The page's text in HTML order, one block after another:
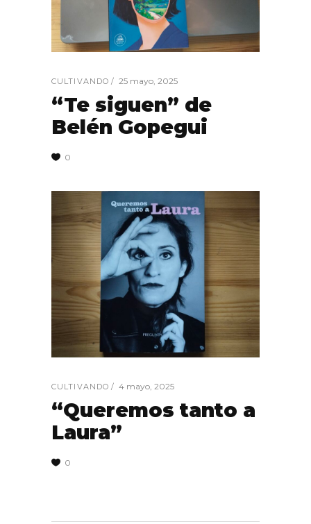
CULTIVANDO 25 mayo, 2025
“Te siguen” de
Belén Gopegui
0
CULTIVANDO 4 mayo, 2025
“Queremos tanto a
Laura”
0